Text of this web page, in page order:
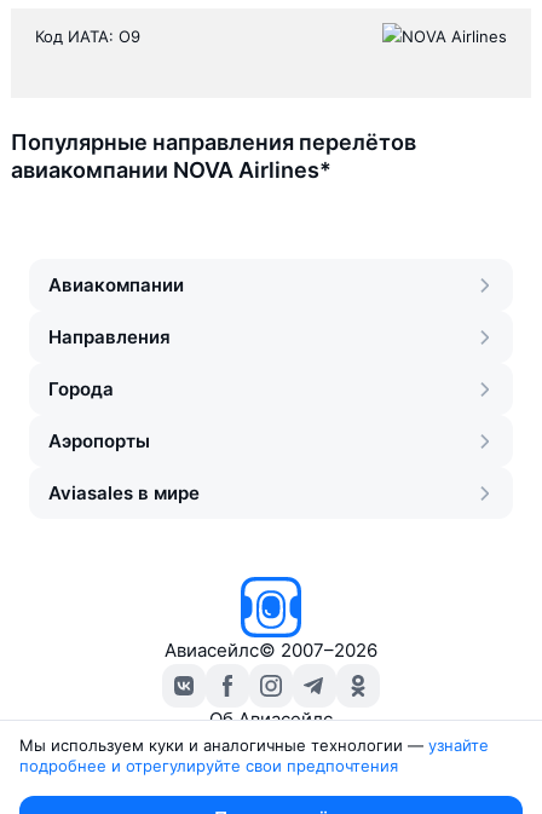
Код ИАТА: O9
Популярные направления перелётов
авиакомпании NOVA Airlines*
Авиакомпании
Направления
Города
Аэропорты
Aviasales в мире
Авиасейлс© 2007–2026
Об Авиасейлс
Пресс‑центр
Travelpayouts
Мы используем куки и аналогичные технологии — узнайте
подробнее и отрегулируйте свои предпочтения